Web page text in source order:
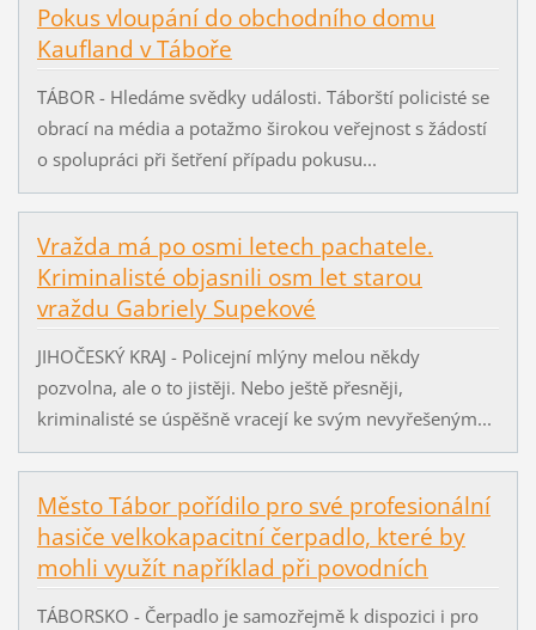
Pokus vloupání do obchodního domu
Kaufland v Táboře
TÁBOR - Hledáme svědky události. Táborští policisté se
obrací na média a potažmo širokou veřejnost s žádostí
o spolupráci při šetření případu pokusu...
Vražda má po osmi letech pachatele.
Kriminalisté objasnili osm let starou
vraždu Gabriely Supekové
JIHOČESKÝ KRAJ - Policejní mlýny melou někdy
pozvolna, ale o to jistěji. Nebo ještě přesněji,
kriminalisté se úspěšně vracejí ke svým nevyřešeným...
Město Tábor pořídilo pro své profesionální
hasiče velkokapacitní čerpadlo, které by
mohli využít například při povodních
TÁBORSKO - Čerpadlo je samozřejmě k dispozici i pro